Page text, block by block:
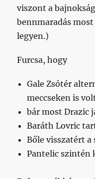
viszont a
bennmaradás
legyen.)
Furcsa, hogy
Gale Zsótér
meccseken is
bár most Drazic
Baráth Lovric
Bőle visszatért a
Pantelic szintén